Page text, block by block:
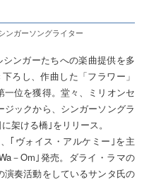
ンガーソングライター
ンガーたちへの楽曲提供を多
ろし、作曲した「フラワー」
位を獲得。堂々、ミリオンセ
ックから、シンガーソングラ
架ける橋｣をリリース。
｢ヴォイス・アルケミー｣を主
－Om｣発売。ダライ・ラマの
奏活動をしているサンタ氏の